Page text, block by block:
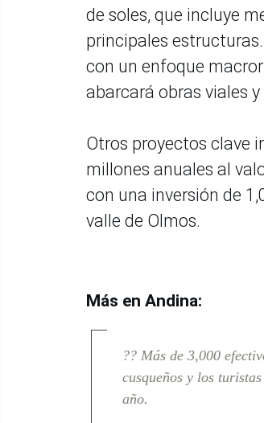
de soles, que incluye
principales
con un enfoque
abarcará obras viales y
Otros proyectos clave
millones anuales al
con una inversión de
valle de Olmos.
Más en Andina:
?? Más de 3,000
cusqueños y los
año.